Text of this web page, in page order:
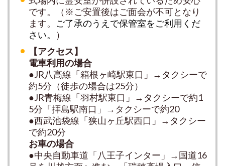
です。
（※ご安置後はご面会が不可となり
ます。
ご了承のうえで保管室をご利用くだ
さい。
）
【アクセス】
電車利用の場合
●JR八高線「箱根ヶ崎駅東口」→タクシーで
約5分（徒歩の場合は25分）
●JR青梅線「羽村駅東口」→タクシーで約1
5分「拝島駅南口」→タクシーで約20
●西武池袋線「狭山ヶ丘駅西口」→タクシー
で約20分
お車の場合
●中央自動車道「八王子インター」→国道16